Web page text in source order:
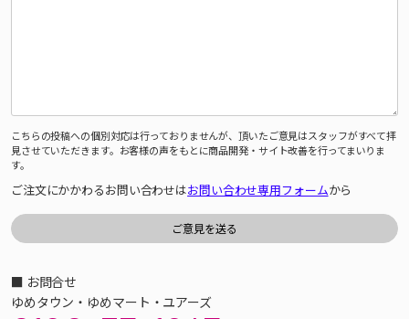
こちらの投稿への個別対応は行っておりませんが、頂いたご意見はスタッフがすべて拝
見させていただきます。お客様の声をもとに商品開発・サイト改善を行ってまいりま
す。
ご注文にかかわるお問い合わせはお問い合わせ専用フォームから
■ お問合せ
ゆめタウン・ゆめマート・ユアーズ